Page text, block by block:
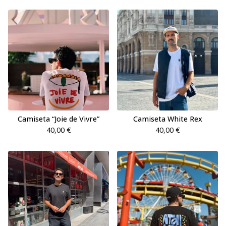
Camiseta “Joie de Vivre”
40,00 €
Camiseta White Rex
40,00 €